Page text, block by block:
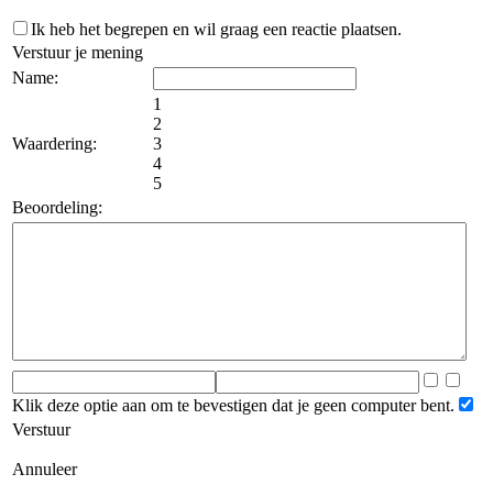
Ik heb het begrepen en wil graag een reactie plaatsen.
Verstuur je mening
Name:
Waardering:
1
2
3
4
5
Beoordeling:
Klik deze optie aan om te bevestigen dat je geen computer bent.
Verstuur
Annuleer